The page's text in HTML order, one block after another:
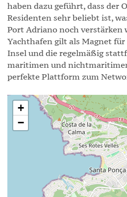
haben dazu geführt, dass der
Residenten sehr beliebt ist,
Port Adriano noch verstärken
Yachthafen gilt als Magnet für
Insel und die regelmäßig
maritimen und
perfekte Plattform zum
+
−